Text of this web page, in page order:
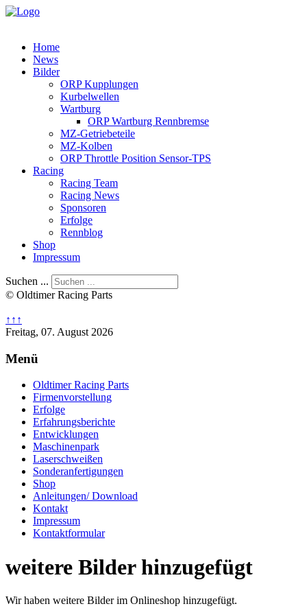
Home
News
Bilder
ORP Kupplungen
Kurbelwellen
Wartburg
ORP Wartburg Rennbremse
MZ-Getriebeteile
MZ-Kolben
ORP Throttle Position Sensor-TPS
Racing
Racing Team
Racing News
Sponsoren
Erfolge
Rennblog
Shop
Impressum
Suchen ...
© Oldtimer Racing Parts
↑↑↑
Freitag, 07. August 2026
Menü
Oldtimer Racing Parts
Firmenvorstellung
Erfolge
Erfahrungsberichte
Entwicklungen
Maschinenpark
Laserschweißen
Sonderanfertigungen
Shop
Anleitungen/ Download
Kontakt
Impressum
Kontaktformular
weitere Bilder hinzugefügt
Wir haben weitere Bilder im Onlineshop hinzugefügt.